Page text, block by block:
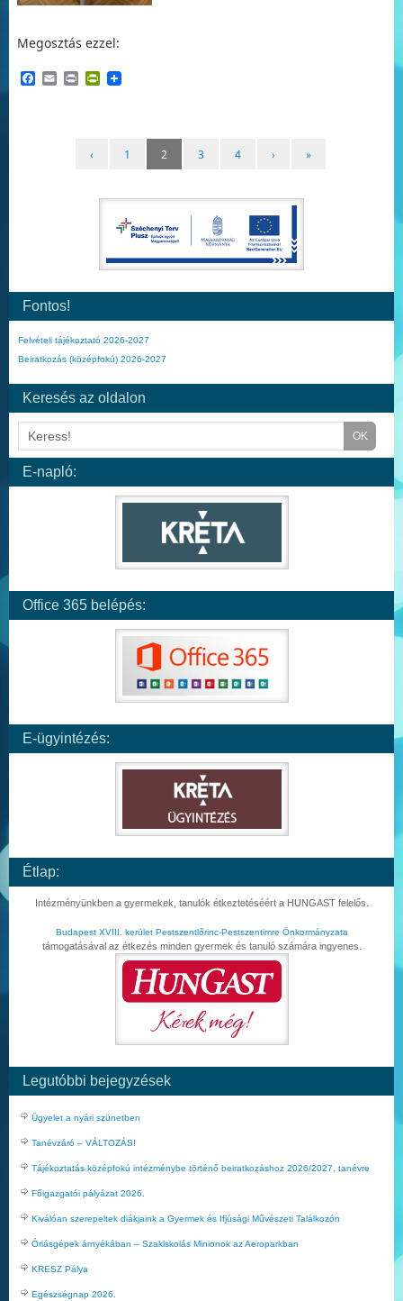
Megosztás ezzel:
Facebook
EmailPrintPrintFriendly
‹ 1 2 3 4 › »
Fontos!
Felvételi tájékoztató 2026-2027
Beiratkozás (középfokú) 2026-2027
Keresés az oldalon
E-napló:
Office 365 belépés:
E-ügyintézés:
Étlap:
Intézményünkben a gyermekek, tanulók étkeztetéséért a HUNGAST felelős.
Budapest XVIII. kerület Pestszentlőrinc-Pestszentimre Önkormányzata
támogatásával az étkezés minden gyermek és tanuló számára ingyenes.
Legutóbbi bejegyzések
Ügyelet a nyári szünetben
Tanévzáró – VÁLTOZÁS!
Tájékoztatás középfokú intézménybe történő beiratkozáshoz 2026/2027. tanévre
Főigazgatói pályázat 2026.
Kiválóan szerepeltek diákjaink a Gyermek és Ifjúsági Művészeti Találkozón
Óriásgépek árnyékában – Szakiskolás Minionok az Aeroparkban
KRESZ Pálya
Egészségnap 2026.